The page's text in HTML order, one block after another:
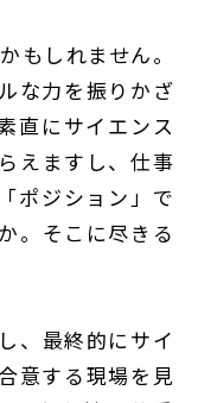
もしれません。
な力を振りかざ
直にサイエンス
えますし、仕事
ポジション」で
。そこに尽きる
、最終的にサイ
意する現場を見